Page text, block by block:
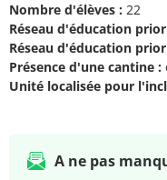
Nombre d'élèves : 22
Réseau d'éducation
Réseau d'éducation
Présence d'une cantine :
Unité localisée pour
A ne pas